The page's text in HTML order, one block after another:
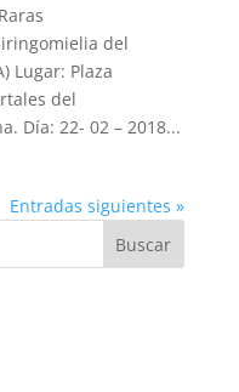
del
Lugar: Plaza
del
Día: 22- 02 – 2018...
Entradas siguientes »